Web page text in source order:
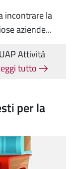
incontrare la
aziende...
Attività
tutto
per la